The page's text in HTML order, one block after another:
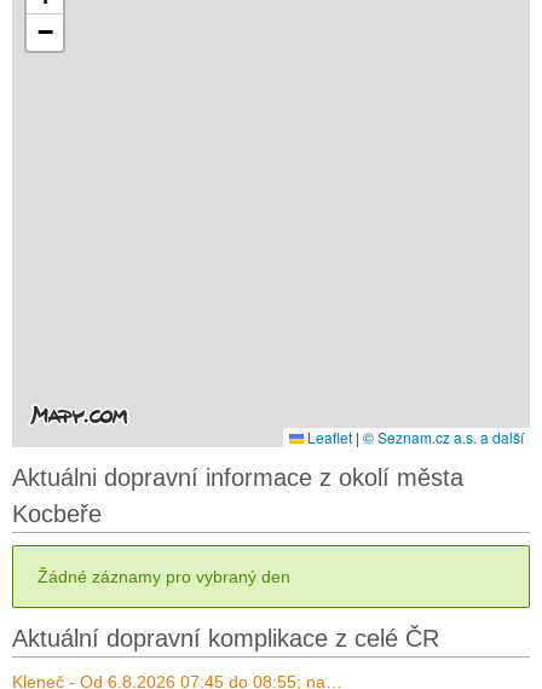
−
Leaflet | © Seznam.cz a.s. a další
Aktuálni dopravní informace z okolí města
Kocbeře
Žádné záznamy pro vybraný den
Aktuální dopravní komplikace z celé ČR
Kleneč - Od 6.8.2026 07:45 do 08:55; na…